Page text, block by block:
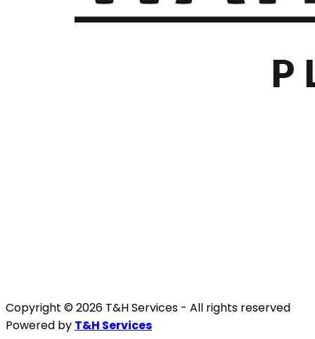
Copyright © 2026 T&H Services - All rights reserved
Powered by T&H Services